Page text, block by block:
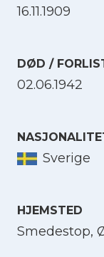
16.11.1909
DØD /
02.06.1942
Sverige
HJEMSTED
Smedestop,